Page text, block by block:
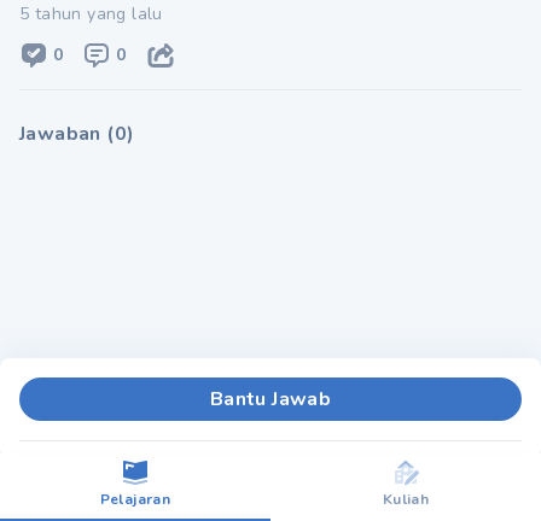
5 tahun yang lalu
0
0
Jawaban (0)
Bantu Jawab
Pelajaran Kuliah